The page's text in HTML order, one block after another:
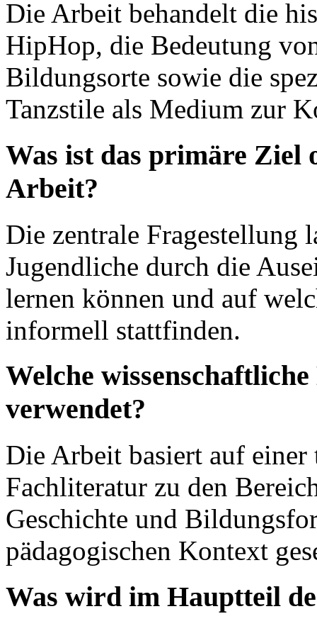
Die Arbeit behandelt die
HipHop, die Bedeutung
Bildungsorte sowie die
Tanzstile als Medium zur
Was ist das primäre Ziel
Arbeit?
Die zentrale Fragestellung
Jugendliche durch die
lernen können und auf
informell stattfinden.
Welche
verwendet?
Die Arbeit basiert auf einer
Fachliteratur zu den
Geschichte und
pädagogischen Kontext
Was wird im Hauptteil